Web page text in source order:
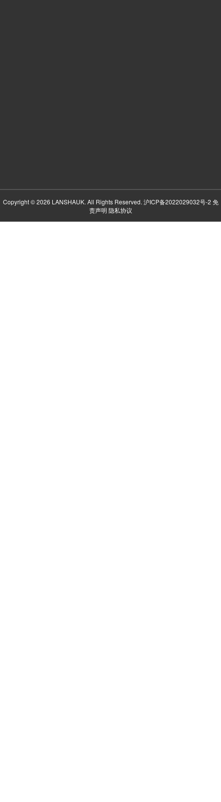
Copyright © 2026 LANSHAUK. All Rights Reserved. 沪ICP备2022029032号-2 免
责声明 隐私协议